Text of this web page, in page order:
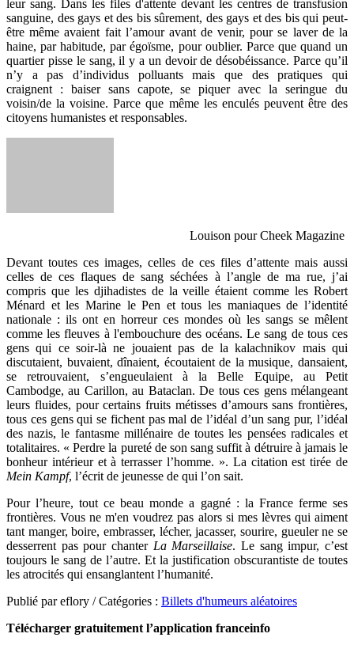
leur sang. Dans les files d'attente devant les centres de transfusion
sanguine, des gays et des bis sûrement, des gays et des bis qui peut-
être même avaient fait l’amour avant de venir, pour se laver de la
haine, par habitude, par égoïsme, pour oublier. Parce que quand un
quartier pisse le sang, il y a un devoir de désobéissance. Parce qu’il
n’y a pas d’individus polluants mais que des pratiques qui
craignent : baiser sans capote, se piquer avec la seringue du
voisin/de la voisine. Parce que même les enculés peuvent être des
citoyens humanistes et responsables.
Louison pour Cheek Magazine
Devant toutes ces images, celles de ces files d’attente mais aussi
celles de ces flaques de sang séchées à l’angle de ma rue, j’ai
compris que les djihadistes de la veille étaient comme les Robert
Ménard et les Marine le Pen et tous les maniaques de l’identité
nationale : ils ont en horreur ces mondes où les sangs se mêlent
comme les fleuves à l'embouchure des océans. Le sang de tous ces
gens qui ce soir-là ne jouaient pas de la kalachnikov mais qui
discutaient, buvaient, dînaient, écoutaient de la musique, dansaient,
se retrouvaient, s’engueulaient à la Belle Equipe, au Petit
Cambodge, au Carillon, au Bataclan. De tous ces gens mélangeant
leurs fluides, pour certains fruits métisses d’amours sans frontières,
tous ces gens qui se fichent pas mal de l’idéal d’un sang pur, l’idéal
des nazis, le fantasme millénaire de toutes les pensées radicales et
totalitaires. « Perdre la pureté de son sang suffit à détruire à jamais le
bonheur intérieur et à terrasser l’homme. ». La citation est tirée de
Mein Kampf, l’écrit de jeunesse de qui l’on sait.
Pour l’heure, tout ce beau monde a gagné : la France ferme ses
frontières. Vous ne m'en voudrez pas alors si mes lèvres qui aiment
tant manger, boire, embrasser, lécher, jacasser, sourire, gueuler ne se
desserrent pas pour chanter La Marseillaise. Le sang impur, c’est
toujours le sang de l’autre. Et la justification obscurantiste de toutes
les atrocités qui ensanglantent l’humanité.
Publié par eflory / Catégories : Billets d'humeurs aléatoires
Télécharger gratuitement l’application franceinfo